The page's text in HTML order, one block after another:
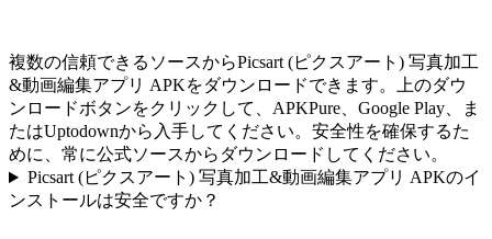
複数の信頼できるソースからPicsart (ピクスアート) 写真加工
&動画編集アプリ APKをダウンロードできます。上のダウ
ンロードボタンをクリックして、APKPure、Google Play、ま
たはUptodownから入手してください。安全性を確保するた
めに、常に公式ソースからダウンロードしてください。
Picsart (ピクスアート) 写真加工&動画編集アプリ APKのイ
ンストールは安全ですか？